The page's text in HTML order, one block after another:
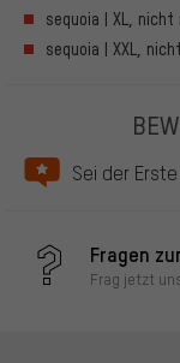
sequoia | XL,
sequoia | XXL,
Sei der
Fragen
Frag jetzt